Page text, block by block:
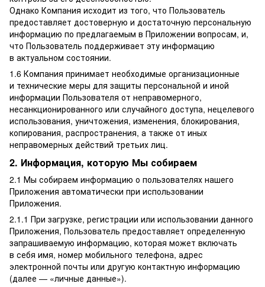
Однако Компания исходит из того, что Пользователь
предоставляет достоверную и достаточную персональную
информацию по предлагаемым в Приложении вопросам, и,
что Пользователь поддерживает эту информацию
в актуальном состоянии.
1.6 Компания принимает необходимые организационные
и технические меры для защиты персональной и иной
информации Пользователя от неправомерного,
несанкционированного или случайного доступа, нецелевого
использования, уничтожения, изменения, блокирования,
копирования, распространения, а также от иных
неправомерных действий третьих лиц.
2. Информация, которую Мы собираем
2.1 Мы собираем информацию о пользователях нашего
Приложения автоматически при использовании
Приложения.
2.1.1 При загрузке, регистрации или использовании данного
Приложения, Пользователь предоставляет определенную
запрашиваемую информацию, которая может включать
в себя имя, номер мобильного телефона, адрес
электронной почты или другую контактную информацию
(далее — «личные данные»).